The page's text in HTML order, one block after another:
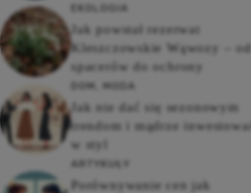
EKOLOGIA
Jak powstał rezerwat
Kleszczowskie Wąwozy – od
spacerów do ochrony
DOM MODA
Jak nie dać się sezonowym
trendom i mądrze inwestować
w styl
ARTYKUŁY
Porównywanie cen jak